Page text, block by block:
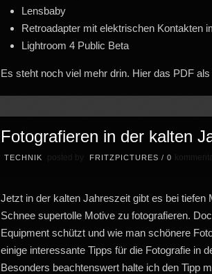
Lensbaby
Retroadapter mit elektrischen Kontakten
Lightroom 4 Public Beta
Es steht noch viel mehr drin. Hier das PDF als
Fotografieren in der kalten
TECHNIK posted by FRITZPICTURES / 0
Jetzt in der kalten Jahreszeit gibt es bei
Schnee supertolle Motive zu fotografieren.
Equipment schützt und wie man schönere
einige interessante Tipps für die Fotografie in
Besonders beachtenswert halte ich den Tipp